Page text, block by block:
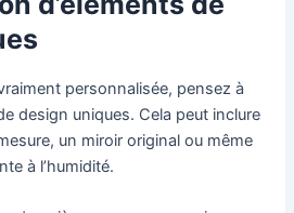
personnalisée, pensez à
design uniques. Cela peut inclure
un miroir original ou même
à l’humidité.